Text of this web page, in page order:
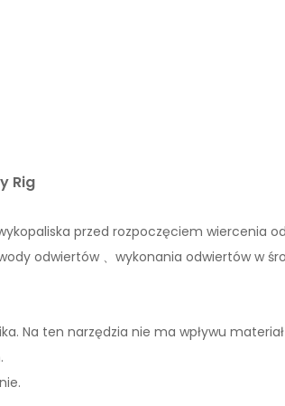
Rig
przed rozpoczęciem wiercenia
odwiertów 、 wykonania odwiertów w
Na ten narzędzia nie ma wpływu